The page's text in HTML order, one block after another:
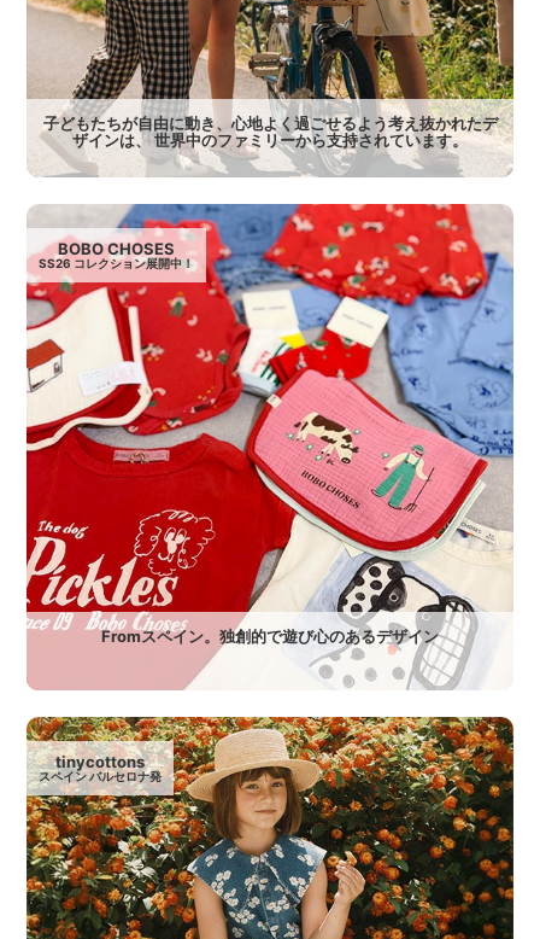
子どもたちが自由に動き、心地よく過ごせるよう考え抜かれたデ
ザインは、 世界中のファミリーから支持されています。
BOBO CHOSES
SS26 コレクション展開中！
Fromスペイン。独創的で遊び心のあるデザイン
tinycottons
スペイン バルセロナ発